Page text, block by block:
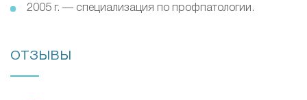
2005 г. — специализация по профпатологии.
ОТЗЫВЫ